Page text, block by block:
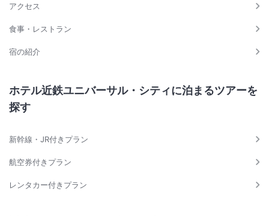
アクセス
食事・レストラン
宿の紹介
ホテル近鉄ユニバーサル・シティに泊まるツアーを
探す
新幹線・JR付きプラン
航空券付きプラン
レンタカー付きプラン